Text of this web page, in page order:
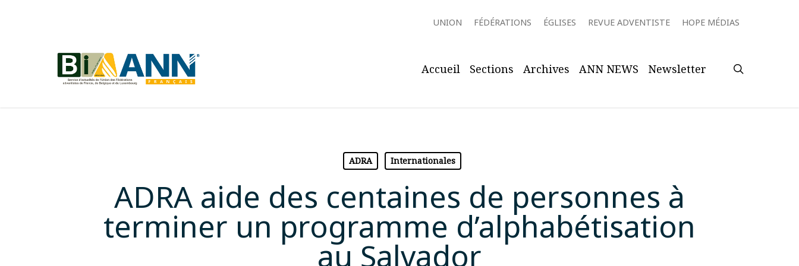
UNION FÉDÉRATIONS ÉGLISES REVUE ADVENTISTE HOPE MÉDIAS
Accueil Sections Archives ANN NEWS Newsletter
ADRA Internationales
ADRA aide des centaines de personnes à
terminer un programme d’alphabétisation
au Salvador